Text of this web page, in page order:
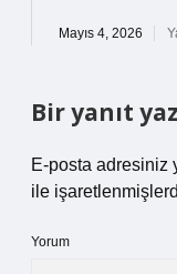
Mayıs 4, 2026
Bir yanıt
E-posta adresiniz
ile
Yorum